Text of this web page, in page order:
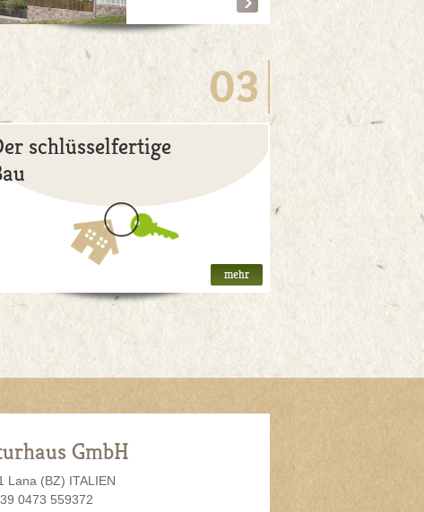
03
schlüsselfertige
mehr
GmbH
Lana (BZ) ITALIEN
0473 559372